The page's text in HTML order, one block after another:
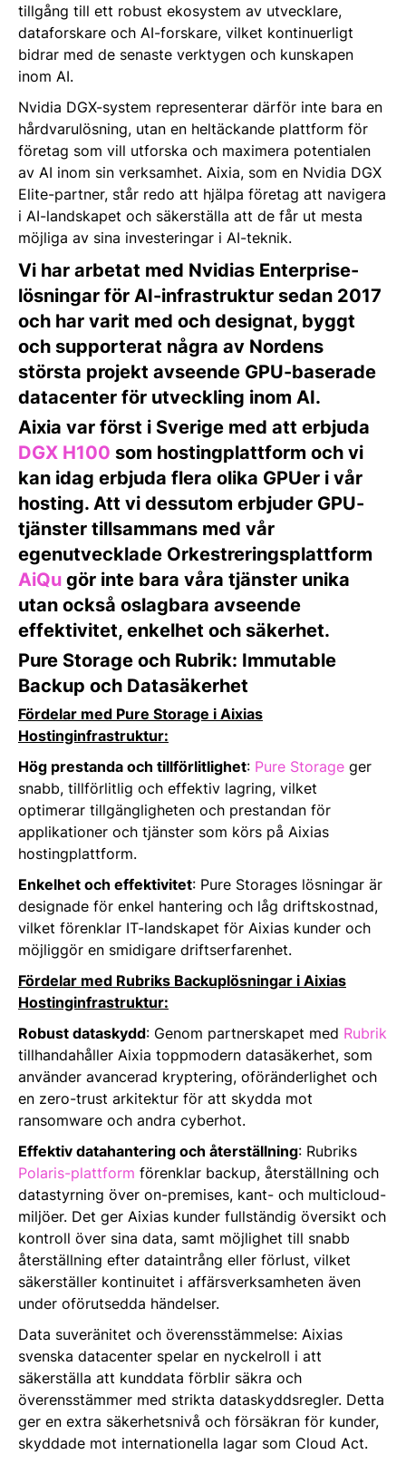
tillgång till ett robust ekosystem av utvecklare,
dataforskare och AI-forskare, vilket kontinuerligt
bidrar med de senaste verktygen och kunskapen
inom AI​​.
Nvidia DGX-system representerar därför inte bara en
hårdvarulösning, utan en heltäckande plattform för
företag som vill utforska och maximera potentialen
av AI inom sin verksamhet. Aixia, som en Nvidia DGX
Elite-partner, står redo att hjälpa företag att navigera
i AI-landskapet och säkerställa att de får ut mesta
möjliga av sina investeringar i AI-teknik.
Vi har arbetat med Nvidias Enterprise-
lösningar för AI-infrastruktur sedan 2017
och har varit med och designat, byggt
och supporterat några av Nordens
största projekt avseende GPU-baserade
datacenter för utveckling inom AI.
Aixia var först i Sverige med att erbjuda
DGX H100 som hostingplattform och vi
kan idag erbjuda flera olika GPUer i vår
hosting. Att vi dessutom erbjuder GPU-
tjänster tillsammans med vår
egenutvecklade Orkestreringsplattform
AiQu gör inte bara våra tjänster unika
utan också oslagbara avseende
effektivitet, enkelhet och säkerhet.
Pure Storage och Rubrik: Immutable
Backup och Datasäkerhet
Fördelar med Pure Storage i Aixias
Hostinginfrastruktur:
Hög prestanda och tillförlitlighet: Pure Storage ger
snabb, tillförlitlig och effektiv lagring, vilket
optimerar tillgängligheten och prestandan för
applikationer och tjänster som körs på Aixias
hostingplattform.
Enkelhet och effektivitet: Pure Storages lösningar är
designade för enkel hantering och låg driftskostnad,
vilket förenklar IT-landskapet för Aixias kunder och
möjliggör en smidigare driftserfarenhet.
Fördelar med Rubriks Backuplösningar i Aixias
Hostinginfrastruktur:
Robust dataskydd: Genom partnerskapet med Rubrik
tillhandahåller Aixia toppmodern datasäkerhet, som
använder avancerad kryptering, oföränderlighet och
en zero-trust arkitektur för att skydda mot
ransomware och andra cyberhot​​.
Effektiv datahantering och återställning: Rubriks
Polaris-plattform förenklar backup, återställning och
datastyrning över on-premises, kant- och multicloud-
miljöer. Det ger Aixias kunder fullständig översikt och
kontroll över sina data, samt möjlighet till snabb
återställning efter dataintrång eller förlust, vilket
säkerställer kontinuitet i affärsverksamheten även
under oförutsedda händelser​​.
Data suveränitet och överensstämmelse: Aixias
svenska datacenter spelar en nyckelroll i att
säkerställa att kunddata förblir säkra och
överensstämmer med strikta dataskyddsregler. Detta
ger en extra säkerhetsnivå och försäkran för kunder,
skyddade mot internationella lagar som Cloud Act​​.